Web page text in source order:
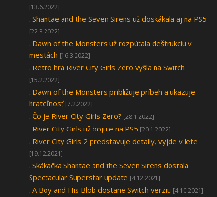
[13.6.2022]
. Shantae and the Seven Sirens už doskákala aj na PS5
[22.3.2022]
. Dawn of the Monsters už rozpútala deštrukciu v
mestách [16.3.2022]
. Retro hra River City Girls Zero vyšla na Switch
[15.2.2022]
. Dawn of the Monsters približuje príbeh a ukazuje
hrateľnosť [7.2.2022]
. Čo je River City Girls Zero? [28.1.2022]
. River City Girls už bojuje na PS5 [20.1.2022]
. River City Girls 2 predstavuje detaily, vyjde v lete
[19.12.2021]
. Skákačka Shantae and the Seven Sirens dostala
Spectacular Superstar update [4.12.2021]
. A Boy and His Blob dostane Switch verziu [4.10.2021]